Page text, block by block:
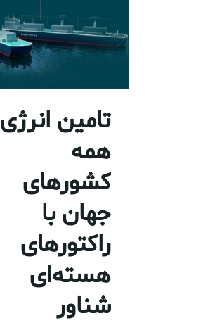
تامین انرژی
همه
کشورهای
جهان با
راکتورهای
هسته‌ای
شناور